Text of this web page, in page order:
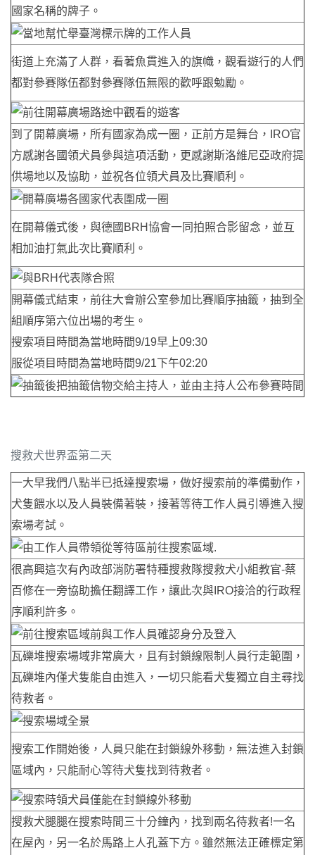
國家名稱的牌子。
街道上充滿了人群，看著魚貫進入的旗幟，觀看遊行的人們
都對參賽隊伍都對參賽隊伍無限的歡呼跟勉勵。
到了開幕廣場，所有國家為成一圈，正前方是舞台，IRO官
方感謝各國領犬員參與這項活動，更感謝斯洛維尼亞政府提
供場地以及協助，並祝各位領犬員及比賽順利。
在開幕儀式後，與德國BRH協會一同拍照合影留念，並互
相加油打氣此次比賽順利。
開幕儀式結束，前往大會辦公室參加比賽順序抽籤，抽到全
組順序第六位出場的考生。
搜索項目時間為當地時間9/19早上09:30
服從項目時間為當地時間9/21下午02:20
搜救犬世界盃第二天
一大早我們八點半已抵達搜索場，做好搜索前的準備動作，
犬隻餵水以及人員裝備著裝，接著等待工作人員引導進入搜
索場考試。
很高興這次有內政部消防署特種搜救隊搜救犬小組教官-蔡
百修在一旁協助擔任翻譯工作，讓此次與IRO接洽的行政程
序順利許多。
瓦礫堆搜索場域非常廣大，且有封鎖線限制人員行走範圍，
瓦礫堆內僅犬隻能自由進入，一切只能看犬隻獨立自主尋找
待救者。
搜索工作開始後，人員只能在封鎖線外移動，無法進入封鎖
區域內，只能耐心等待犬隻找到待救者。
搜救犬腿腿在搜索時間三十分鐘內，找到兩名待救者!一名
在屋內，另一名於馬路上人孔蓋下方。雖然無法正確標定第